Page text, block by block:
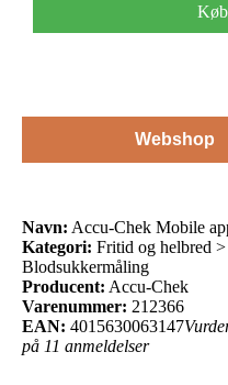
Webshop
Navn: Accu-Chek Mobile
Kategori: Fritid og helbred
Blodsukkermåling
Producent: Accu-Chek
Varenummer: 212366
EAN: 4015630063147
på 11 anmeldelser